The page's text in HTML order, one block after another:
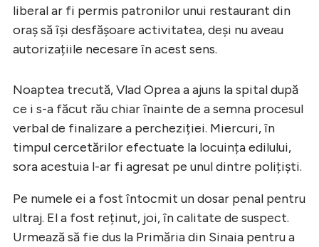
liberal ar fi permis patronilor unui restaurant din
oraș să își desfășoare activitatea, deși nu aveau
autorizațiile necesare în acest sens.
Noaptea trecută, Vlad Oprea a ajuns la spital după
ce i s-a făcut rău chiar înainte de a semna procesul
verbal de finalizare a percheziției. Miercuri, în
timpul cercetărilor efectuate la locuința edilului,
sora acestuia l-ar fi agresat pe unul dintre polițiști.
Pe numele ei a fost întocmit un dosar penal pentru
ultraj. El a fost reținut, joi, în calitate de suspect.
Urmează să fie dus la Primăria din Sinaia pentru a